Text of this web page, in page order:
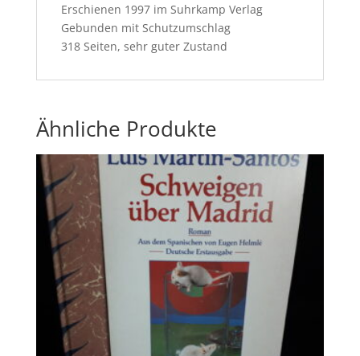
Erschienen 1997 im Suhrkamp Verlag
Gebunden mit Schutzumschlag
318 Seiten, sehr guter Zustand
Ähnliche Produkte